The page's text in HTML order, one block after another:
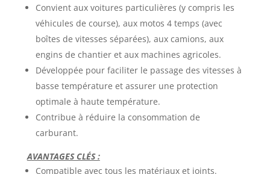
Convient aux voitures particulières (y compris les
véhicules de course), aux motos 4 temps (avec
boîtes de vitesses séparées), aux camions, aux
engins de chantier et aux machines agricoles.
Développée pour faciliter le passage des vitesses à
basse température et assurer une protection
optimale à haute température.
Contribue à réduire la consommation de
carburant.
AVANTAGES CLÉS :
Compatible avec tous les matériaux et joints.